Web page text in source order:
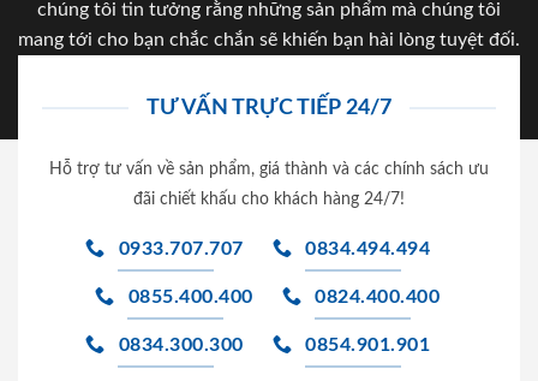
chúng tôi tin tưởng rằng những sản phẩm mà chúng tôi
mang tới cho bạn chắc chắn sẽ khiến bạn hài lòng tuyệt đối.
TƯ VẤN TRỰC TIẾP 24/7
Hỗ trợ tư vấn về sản phẩm, giá thành và các chính sách ưu
đãi chiết khấu cho khách hàng 24/7!
0933.707.707 0834.494.494
0855.400.400 0824.400.400
0834.300.300 0854.901.901